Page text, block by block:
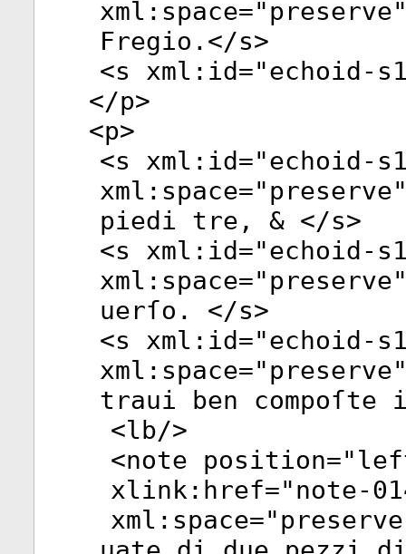
xml:space="preserve
Fregio.</s>
<s xml:id="echoid-
</p>
<p>
<s xml:id="echoid-
xml:space="preserve
piedi tre, & </s>
<s xml:id="echoid-
xml:space="preserve
uerſo. </s>
<s xml:id="echoid-
xml:space="preserve
traui ben compoſte
<lb/>
<note position="
xlink:href="note-
xml:space="preserve